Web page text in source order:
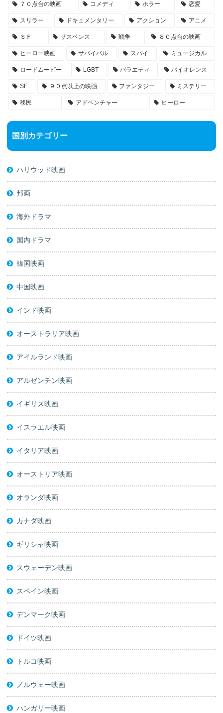
７０点台の映画 コメディ ホラー 恋愛
スリラー ドキュメンタリー アクション アニメ
ＳＦ サスペンス 戦争 ８０点台の映画
ヒーロー映画 サバイバル スパイ ミュージカル
ロードムービー LGBT バラエティ バイオレンス
SF ９０点以上の映画 ファンタジー ミステリー
移民 アドベンチャー ヒーロー
国別カテゴリー
ハリウッド映画
邦画
海外ドラマ
国内ドラマ
韓国映画
中国映画
インド映画
オーストラリア映画
アイルランド映画
アルゼンチン映画
イギリス映画
イスラエル映画
イタリア映画
オーストリア映画
オランダ映画
カナダ映画
ギリシャ映画
スウェーデン映画
スペイン映画
デンマーク映画
ドイツ映画
トルコ映画
ノルウェー映画
ハンガリー映画